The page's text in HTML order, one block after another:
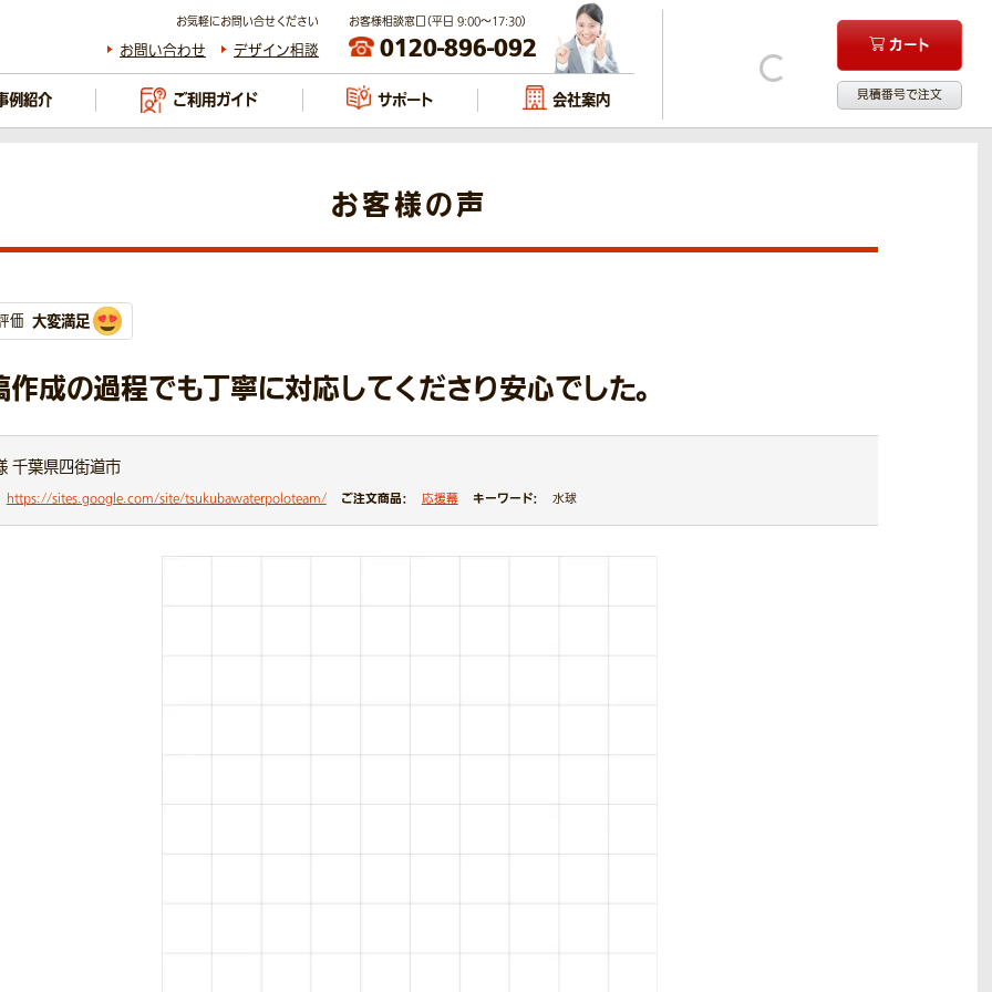
お気軽にお問い合せください
お問い合わせ デザイン相談
お客様相談窓口（平日 9:00～17:30）
0120-896-092 カート
見積番号で注文
例紹介 ご利用ガイド サポート 会社案内
お客様の声
価 大変満足
成の過程でも丁寧に対応してくださり安心でした。
千葉県四街道市
https://sites.google.com/site/tsukubawaterpoloteam/ ご注文商品： 応援幕 キーワード： 水球